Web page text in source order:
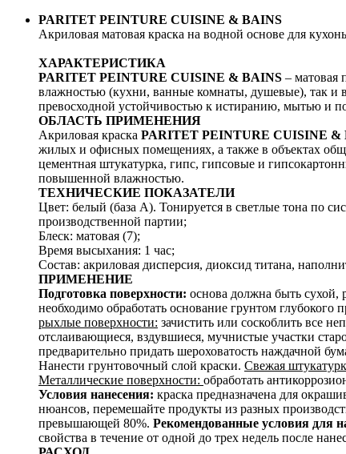
PARITET PEINTURE CUISINE & BAINS
Акриловая матовая краска на водной основе для
ХАРАКТЕРИСТИКА
PARITET PEINTURE CUISINE & BAINS – матовая
влажностью (кухни, ванные комнаты, душевые), так и
превосходной устойчивостью к истиранию, мытью и
ОБЛАСТЬ ПРИМЕНЕНИЯ
Акриловая краска PARITET PEINTURE CUISINE &
жилых и офисных помещениях, а также в объектах
цементная штукатурка, гипс, гипсовые и
повышенной влажностью.
ТЕХНИЧЕСКИЕ ПОКАЗАТЕЛИ
Цвет: белый (база А). Тонируется в светлые тона по
производственной партии;
Блеск: матовая (7);
Время высыхания: 1 час;
Состав: акриловая дисперсия, диоксид титана,
ПРИМЕНЕНИЕ
Подготовка поверхности: основа должна быть сухой,
необходимо обработать основание грунтом глубокого
рыхлые поверхности: зачистить или соскоблить все
отслаивающиеся, вздувшиеся, мучнистые участки
предварительно придать шероховатость наждачной
Нанести грунтовочный слой краски. Свежая
Металлические поверхности: обработать
Условия нанесения: краска предназначена для
нюансов, перемешайте продукты из разных
превышающей 80%. Рекомендованные условия для
свойства в течение от одной до трех недель после